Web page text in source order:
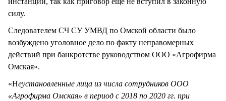
силу.
Следователем СЧ СУ УМВД по Омской области было
возбуждено уголовное дело по факту неправомерных
действий при банкротстве руководством ООО «Агрофирма
Омская».
«Неустановленные лица из числа сотрудников ООО
«Агрофирма Омская» в период с 2018 по 2020 гг. при